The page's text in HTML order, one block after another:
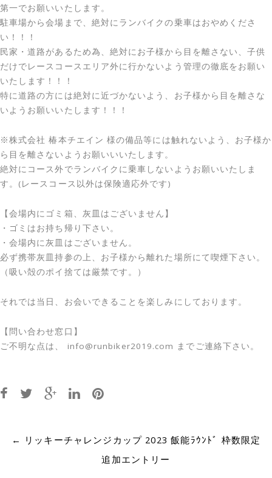
第一でお願いいたします。
駐車場から会場まで、絶対にランバイクの乗車はおやめくださ
い！！！
民家・道路があるため為、絶対にお子様から目を離さない、子供
だけでレースコースエリア外に行かないよう管理の徹底をお願い
いたします！！！
特に道路の方には絶対に近づかないよう、お子様から目を離さな
いようお願いいたします！！！
※株式会社 椿本チエイン 様の備品等には触れないよう、お子様か
ら目を離さないようお願いいいたします。
絶対にコース外でランバイクに乗車しないようお願いいたしま
す。(レースコース以外は保険適応外です)
【会場内にゴミ箱、灰皿はございません】
・ゴミはお持ち帰り下さい。
・会場内に灰皿はございません。
必ず携帯灰皿持参の上、お子様から離れた場所にて喫煙下さい。
（吸い殻のポイ捨ては厳禁です。）
それでは当日、お会いできることを楽しみにしております。
【問い合わせ窓口】
ご不明な点は、 info@runbiker2019.com までご連絡下さい。
Post
← リッキーチャレンジカップ 2023 飯能ﾗｳﾝﾄﾞ 枠数限定
追加エントリー